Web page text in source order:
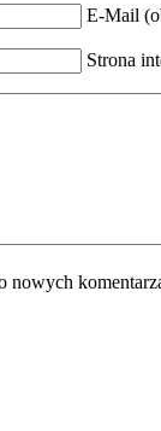
E-Mail
Strona
nowych